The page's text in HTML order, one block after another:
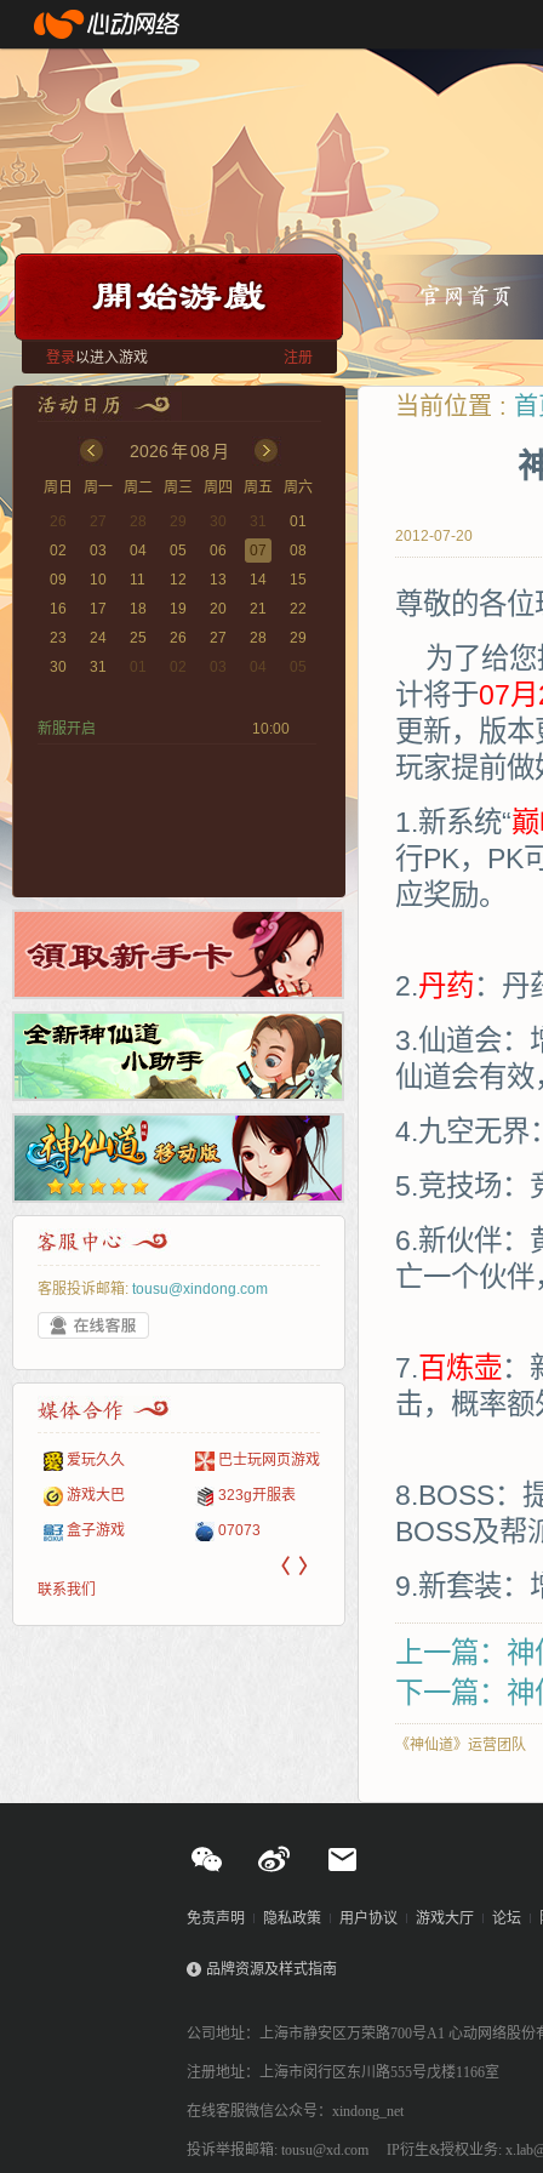
登录以进入游戏 注册
2026年08 月
周日 周一 周二 周三 周四 周五
周六
26
27 28 29 30 31
01
02
03 04 05 06 07
08
09
10 11 12 13 14
15
16
17 18 19 20 21
22
23
24 25 26 27 28
29
30
31 01 02 03 04 05
新服开启 10:00
客服投诉邮箱: tousu@xindong.com
爱玩久久 巴士玩网页游戏
游戏大巴 323g开服表
盒子游戏 07073
腾讯游戏 新浪
新浪页游 网易
pcgame 中华网
Cwan
游侠网页游戏 40407
5617网游网 一游网
斗蟹网页游戏 游戏
4q5q游戏
〈 〉
联系我们
当前位置 :
2012-07-20
尊敬的各位
为了给
计将于07
更新，版
玩家提前
1.新系统“
行PK，PK
应奖励。
2.丹药：丹
3.仙道会：
仙道会有
4.九空无界
5.竞技场：
6.新伙伴：
亡一个伙
7.百炼壶：
击，概率
8.BOSS：
BOSS及帮
9.新套装：
上一篇：
下一篇：
《神仙道》运营团队
免责声明 隐私政策 用户协议 游戏大厅 论坛
品牌资源及样式指南
公司地址：上海市静安区万荣路700号A1 心动网络股份
注册地址：上海市闵行区东川路555号戊楼1166室
在线客服微信公众号：xindong_net
投诉举报邮箱: tousu@xd.com IP衍生&授权业务: